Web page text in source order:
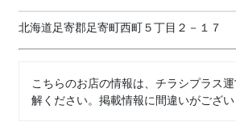
北海道足寄郡足寄町西町５丁目２－１７
こちらのお店の情報は、チラシプラス
解ください。掲載情報に間違いがござ